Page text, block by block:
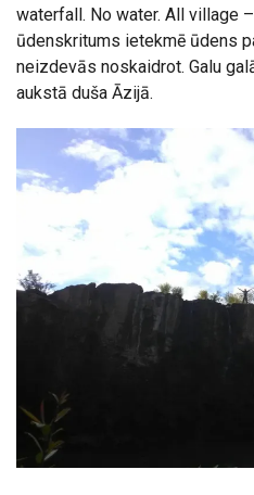
waterfall. No water. All village
ūdenskritums ietekmē ūdens
neizdevās noskaidrot. Galu
aukstā duša Āzijā.